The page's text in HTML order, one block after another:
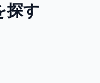
探す